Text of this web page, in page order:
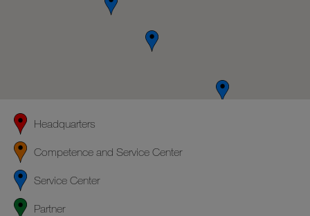
Headquarters
Competence and Service Center
Service Center
Partner